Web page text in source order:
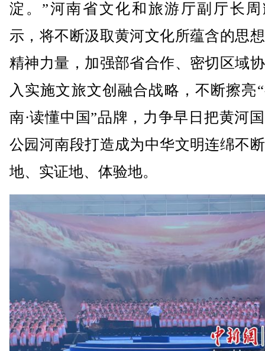
淀。”河南省文化和旅游厅副厅长
示，将不断汲取黄河文化所蕴含的思
精神力量，加强部省合作、密切区域
入实施文旅文创融合战略，不断擦亮
南·读懂中国”品牌，力争早日把黄河
公园河南段打造成为中华文明连绵不
地、实证地、体验地。